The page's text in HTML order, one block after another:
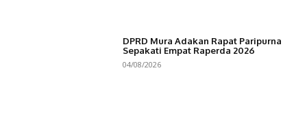
DPRD Mura Adakan Rapat Paripurna
Sepakati Empat Raperda 2026
04/08/2026